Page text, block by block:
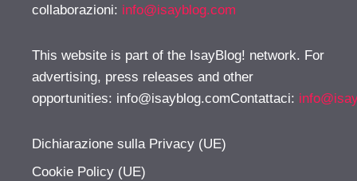
collaborazioni: info@isayblog.com
This website is part of the IsayBlog! network. For
advertising, press releases and other
opportunities: info@isayblog.comContattaci:
Dichiarazione sulla Privacy (UE)
Cookie Policy (UE)